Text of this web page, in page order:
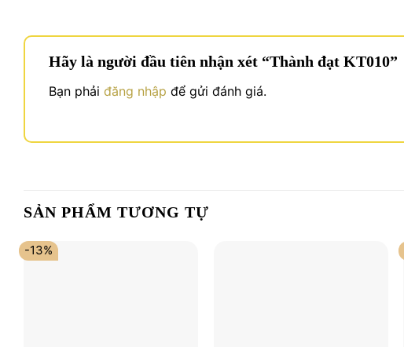
Hãy là người đầu tiên nhận xét “Thành đạt KT010”
Bạn phải đăng nhập để gửi đánh giá.
SẢN PHẨM TƯƠNG TỰ
-13%